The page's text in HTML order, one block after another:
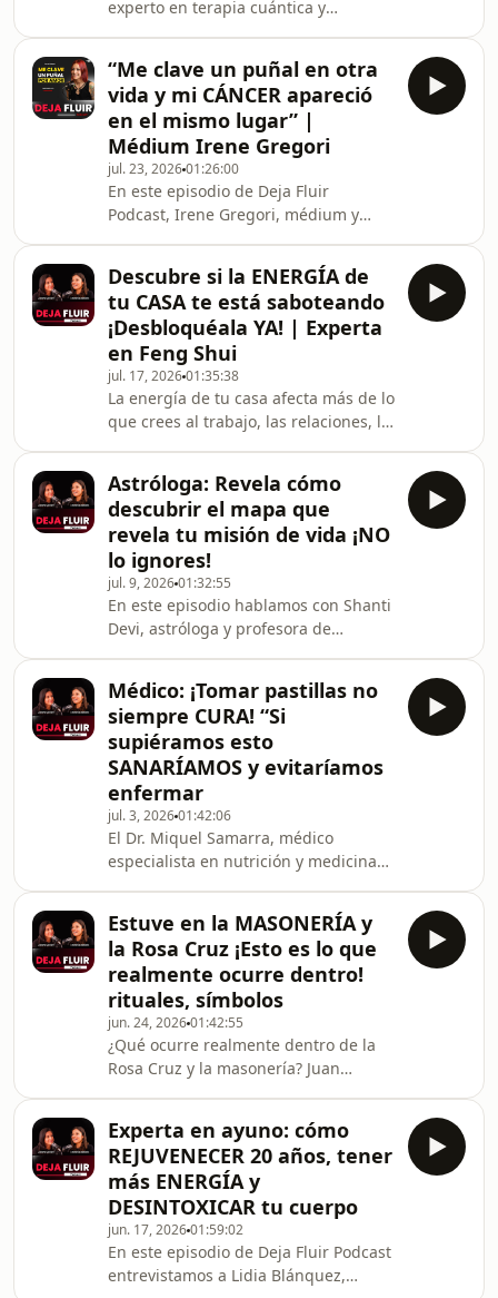
bienestar.Analizamos la escala de
vibración de 0 a 1.000 y descubrim
experto en terapia cuántica y
estar afectando a la salud, el amor, el
dinero, el trabajo o las
relaciones.Descubrimos cómo
funciona la terapia cuántica para
aliviar dolores, recuperar la energía y
elevar la vibración. David también
explica cómo conectar con el yo
superior o doble cuántico: una
“Me clave un puñal en otra
vida y mi CÁNCER apareció
en el mismo lugar” |
Médium Irene Gregori
jul. 23, 202601:26:00
En este episodio de Deja Fluir
Podcast, Irene Gregori, médium y
experiencia con el cáncer y la relación
que tiene con vidas pasadas.Meses
antes de recibir el diagnóstico, Irene
comenzó a ver al mirarse al espejo
una extraña masa en el pecho y sintió
que algo no iba bien. Tiempo
después, los médicos descubrieron
un tumor.Durante su lucha contra el
cáncer, combinó el
Descubre si la ENERGÍA de
tu CASA te está saboteando
¡Desbloquéala YA! | Experta
en Feng Shui
jul. 17, 202601:35:38
La energía de tu casa afecta más de lo
que crees al trabajo, las relaciones, la
ayudarte a transformar la energía de
tu hogar con pequeños cambios y
conseguir que tu vida fluya
mejor.Hablamos con Montserrat
Beltrán formadora y experta en Feng
Shui, con más de 15 años de
experiencia ayudando a personas a
crear espacios que favo
Astróloga: Revela cómo
descubrir el mapa que
revela tu misión de vida ¡NO
lo ignores!
jul. 9, 202601:32:55
En este episodio hablamos con Shanti
Devi, astróloga y profesora de
venir y cómo nuestra fecha de
cumpleaños es más importante de lo
que pensamos.Veremos cómo la
astrología puede ayudarnos a
comprender quiénes somos, cuales
son nuestros dones y talentos, qué
heridas emocionales necesitamos
sanar y hacia dónde se dirige nuestra
alma
Médico: ¡Tomar pastillas no
siempre CURA! “Si
supiéramos esto
SANARÍAMOS y evitaríamos
enfermar
jul. 3, 202601:42:06
El Dr. Miquel Samarra, médico
especialista en nutrición y medicina
ansiedad desde una perspectiva más
profunda: no solo como un síntoma
físico, sino como una señal que puede
estar relacionada con nuestras
emociones, heridas no sanadas,
estrés, bloqueos internos y forma de
vivir.Durante años, muchas personas
han buscado respuestas en
Estuve en la MASONERÍA y
la Rosa Cruz ¡Esto es lo que
realmente ocurre dentro!
rituales, símbolos
jun. 24, 202601:42:55
¿Qué ocurre realmente dentro de la
Rosa Cruz y la masonería? Juan
estas sociedades iniciáticas y explica
el sentido profundo de sus rituales,
símbolos e invocaciones.Juan también
cuestiona los límites de la medicina
tradicional cuando solo observa el
cuerpo y la mente, dejando fuera la
energía, el cuerpo sutil y la dimens
Experta en ayuno: cómo
REJUVENECER 20 años, tener
más ENERGÍA y
DESINTOXICAR tu cuerpo
jun. 17, 202601:59:02
En este episodio de Deja Fluir Podcast
entrevistamos a Lidia Blánquez,